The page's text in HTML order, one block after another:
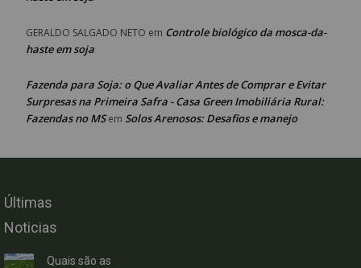
GERALDO SALGADO NETO em Controle biológico da mosca-da-
haste em soja
Fazenda para Soja: o Que Avaliar Antes de Comprar e Evitar
Surpresas na Primeira Safra - Casa Green Imobiliária Rural:
Fazendas no MSem Solos Arenosos: Desafios e manejo
Últimas
Noticias
Quais são as